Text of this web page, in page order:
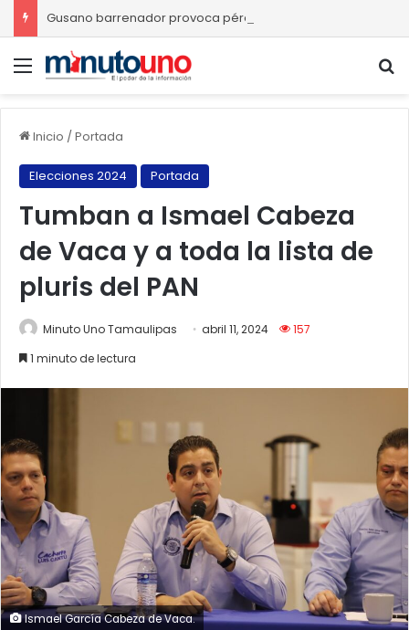
Menú
Inicio /Portada
Elecciones 2024 Portada
Tumban a Ismael Cabeza
de Vaca y a toda la lista de
pluris del PAN
Minuto Uno Tamaulipas abril 11, 2024
157
1 minuto de lectura
Ismael García Cabeza de Vaca.